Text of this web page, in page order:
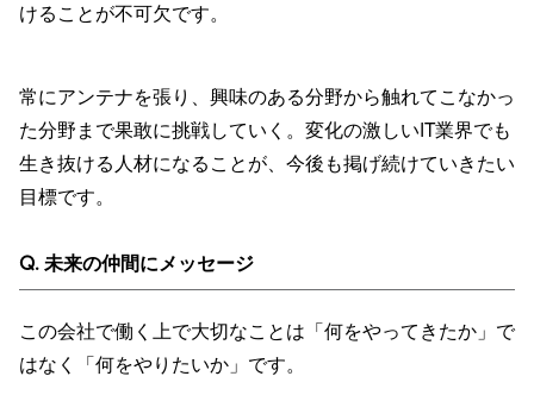
けることが不可欠です。
常にアンテナを張り、興味のある分野から触れてこなかっ
た分野まで果敢に挑戦していく。変化の激しいIT業界でも
生き抜ける人材になることが、今後も掲げ続けていきたい
目標です。
Q. 未来の仲間にメッセージ
この会社で働く上で大切なことは「何をやってきたか」で
はなく「何をやりたいか」です。